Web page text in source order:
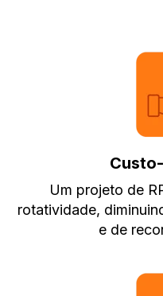
Um projeto de
rotatividade,
e de